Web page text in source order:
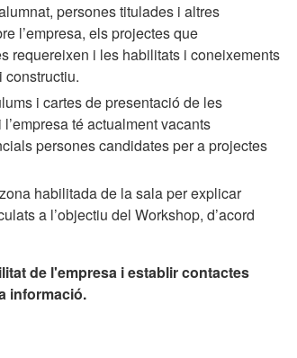
persones titulades i altres
l’empresa, els projectes que
requereixen i les habilitats i coneixements
constructiu.
i cartes de presentació de les
té actualment vacants
persones candidates per a projectes
habilitada de la sala per explicar
a l’objectiu del Workshop, d’acord
de l'empresa i establir contactes
informació.